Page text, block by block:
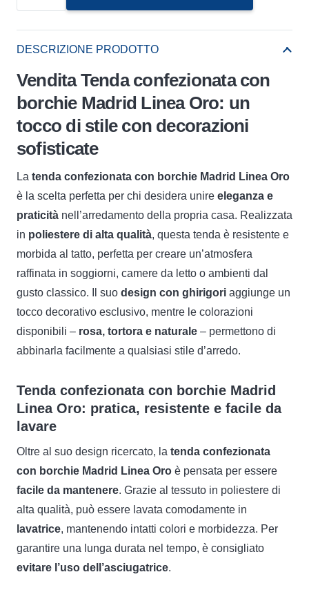
Confezionata
Madrid
Oro
quantità
DESCRIZIONE PRODOTTO
Vendita Tenda confezionata con
borchie Madrid Linea Oro: un
tocco di stile con decorazioni
sofisticate
La tenda confezionata con borchie Madrid Linea Oro
è la scelta perfetta per chi desidera unire eleganza e
praticità nell’arredamento della propria casa. Realizzata
in poliestere di alta qualità, questa tenda è resistente e
morbida al tatto, perfetta per creare un’atmosfera
raffinata in soggiorni, camere da letto o ambienti dal
gusto classico. Il suo design con ghirigori aggiunge un
tocco decorativo esclusivo, mentre le colorazioni
disponibili – rosa, tortora e naturale – permettono di
abbinarla facilmente a qualsiasi stile d’arredo.
Tenda confezionata con borchie Madrid
Linea Oro: pratica, resistente e facile da
lavare
Oltre al suo design ricercato, la tenda confezionata
con borchie Madrid Linea Oro è pensata per essere
facile da mantenere. Grazie al tessuto in poliestere di
alta qualità, può essere lavata comodamente in
lavatrice, mantenendo intatti colori e morbidezza. Per
garantire una lunga durata nel tempo, è consigliato
evitare l’uso dell’asciugatrice.